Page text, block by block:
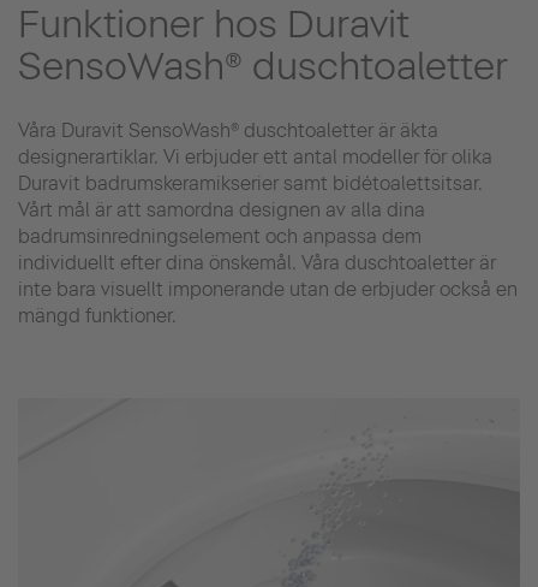
Funktioner hos Duravit
SensoWash® duschtoaletter
Våra Duravit SensoWash® duschtoaletter är äkta
designerartiklar. Vi erbjuder ett antal modeller för olika
Duravit badrumskeramikserier samt bidétoalettsitsar.
Vårt mål är att samordna designen av alla dina
badrumsinredningselement och anpassa dem
individuellt efter dina önskemål. Våra duschtoaletter är
inte bara visuellt imponerande utan de erbjuder också en
mängd funktioner.